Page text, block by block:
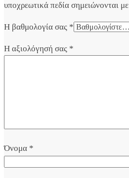
υποχρεωτικά πεδία σημειώνονται με
Η βαθμολογία σας *
Η αξιολόγησή σας *
Όνομα *